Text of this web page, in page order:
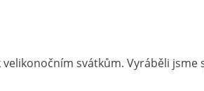
svátkům. Vyráběli jsme